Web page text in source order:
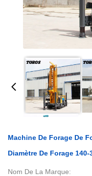
Machine De Forage De
Diamètre De Forage 140-
Nom De La Marque: